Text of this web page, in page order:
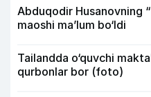
Abduqodir Husanovning
maoshi ma’lum bo‘ldi
Tailandda o‘quvchi
qurbonlar bor (foto)